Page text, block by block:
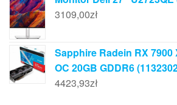
3109,00zł
Sapphire Radein RX 7900
OC 20GB GDDR6
4423,93zł